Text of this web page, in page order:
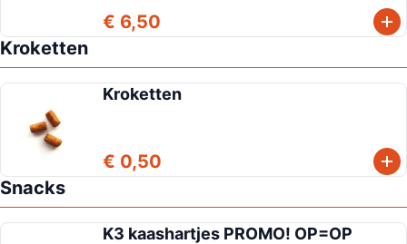
€ 6,50
Kroketten
Kroketten
€ 0,50
Snacks
K3 kaashartjes PROMO! OP=OP